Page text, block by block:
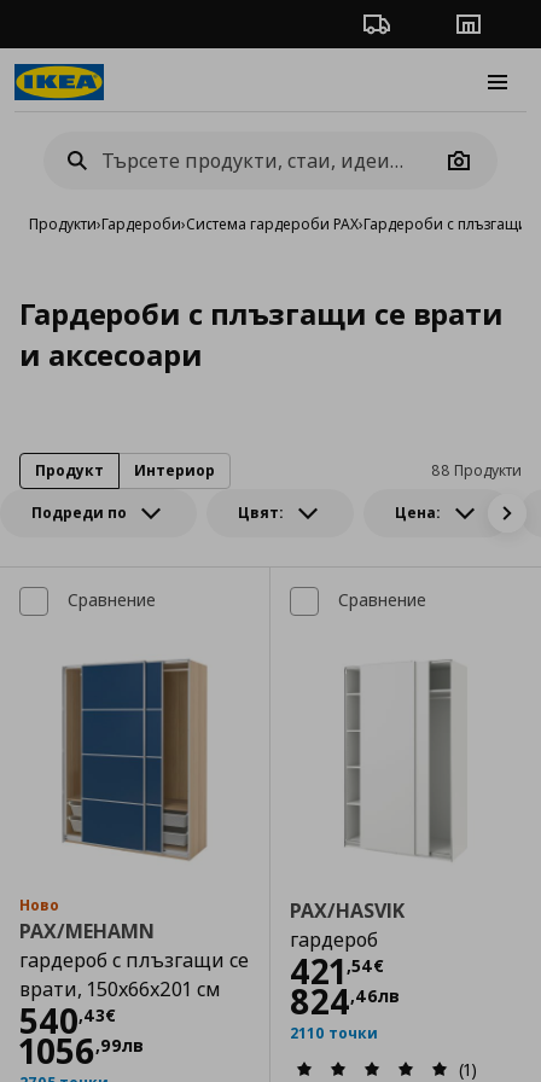
Проследяване на
Camera
Продукти›Гардероби›Система гардероби PAX›Гардероби с плъзгащи
Гардероби с плъзгащи се врати
и аксесоари
Подреди по Цвят: Цена:
88 Продукти
Продукт Интериор
Сравнение
Ново
PAX/MEHAMN
гардероб с плъзгащи се
врати, 150x66x201 см
540,43€
Цена
1056,99лв
Сравнение
PAX/HASVIK
гардероб
421 ,54€
Цена
824,46лв
2110 точки
(1)